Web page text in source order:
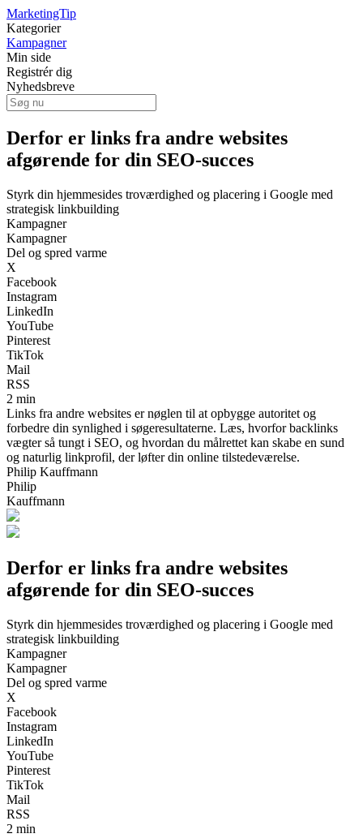
MarketingTip
Kategorier
Kampagner
Min side
Registrér dig
Nyhedsbreve
Derfor er links fra andre websites
afgørende for din SEO‑succes
Styrk din hjemmesides troværdighed og placering i Google med
strategisk linkbuilding
Kampagner
Kampagner
Del og spred varme
X
Facebook
Instagram
LinkedIn
YouTube
Pinterest
TikTok
Mail
RSS
2 min
Links fra andre websites er nøglen til at opbygge autoritet og
forbedre din synlighed i søgeresultaterne. Læs, hvorfor backlinks
vægter så tungt i SEO, og hvordan du målrettet kan skabe en sund
og naturlig linkprofil, der løfter din online tilstedeværelse.
Philip Kauffmann
Philip
Kauffmann
Derfor er links fra andre websites
afgørende for din SEO‑succes
Styrk din hjemmesides troværdighed og placering i Google med
strategisk linkbuilding
Kampagner
Kampagner
Del og spred varme
X
Facebook
Instagram
LinkedIn
YouTube
Pinterest
TikTok
Mail
RSS
2 min